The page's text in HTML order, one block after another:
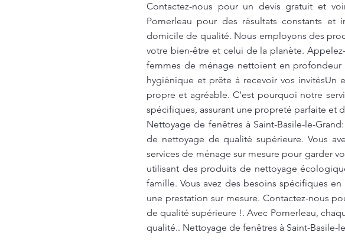
Contactez-nous pour un devis gratuit et
Pomerleau pour des résultats constants et
domicile de qualité. Nous employons des
votre bien-être et celui de la planète.
femmes de ménage nettoient en profondeur
hygiénique et prête à recevoir vos invitésUn
propre et agréable. C’est pourquoi notre
spécifiques, assurant une propreté parfaite et
Nettoyage de fenêtres à Saint-Basile-le-
de nettoyage de qualité supérieure. Vous
services de ménage sur mesure pour garder
utilisant des produits de nettoyage
famille. Vous avez des besoins spécifiques
une prestation sur mesure. Contactez-nous
de qualité supérieure !. Avec Pomerleau,
qualité.. Nettoyage de fenêtres à Saint-Basile-